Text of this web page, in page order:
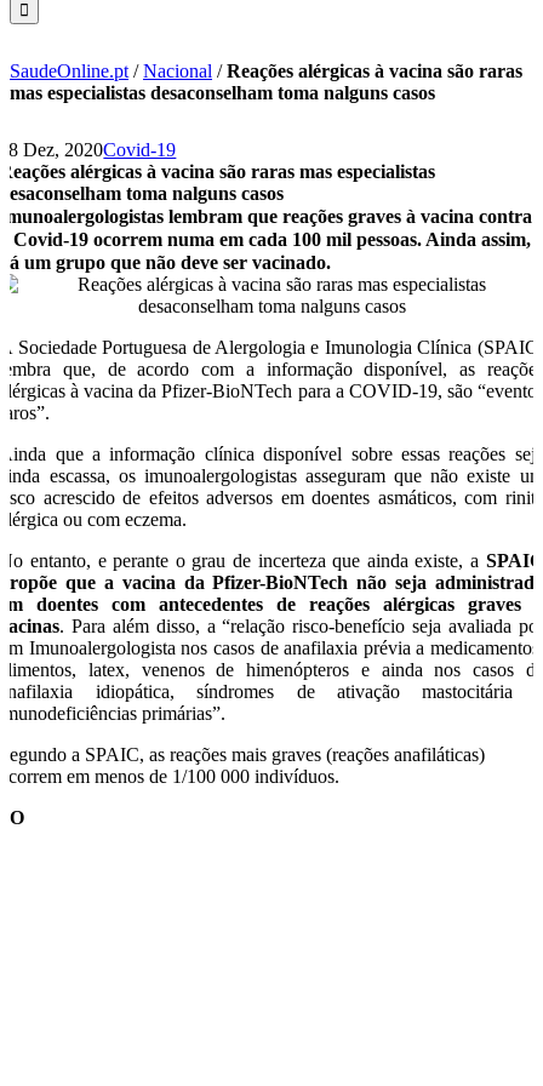
SaudeOnline.pt /Nacional /Reações alérgicas à vacina são raras
mas especialistas desaconselham toma nalguns casos
28 Dez, 2020Covid-19
Reações alérgicas à vacina são raras mas especialistas
desaconselham toma nalguns casos
Imunoalergologistas lembram que reações graves à vacina contra
a Covid-19 ocorrem numa em cada 100 mil pessoas. Ainda assim,
há um grupo que não deve ser vacinado.
A Sociedade Portuguesa de Alergologia e Imunologia Clínica (SPAIC)
lembra que, de acordo com a informação disponível, as reações
alérgicas à vacina da Pfizer-BioNTech para a COVID-19, são “eventos
raros”.
Ainda que a informação clínica disponível sobre essas reações seja
ainda escassa, os imunoalergologistas asseguram que não existe um
risco acrescido de efeitos adversos em doentes asmáticos, com rinite
alérgica ou com eczema.
No entanto, e perante o grau de incerteza que ainda existe, a SPAIC
propõe que a vacina da Pfizer-BioNTech não seja administrada
em doentes com antecedentes de reações alérgicas graves a
vacinas. Para além disso, a “relação risco-benefício seja avaliada por
um Imunoalergologista nos casos de anafilaxia prévia a medicamentos,
alimentos, latex, venenos de himenópteros e ainda nos casos de
anafilaxia idiopática, síndromes de ativação mastocitária e
imunodeficiências primárias”.
Segundo a SPAIC, as reações mais graves (reações anafiláticas)
ocorrem em menos de 1/100 000 indivíduos.
SO